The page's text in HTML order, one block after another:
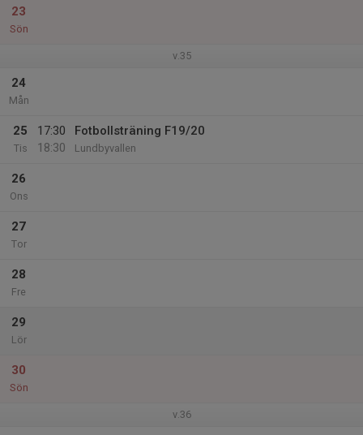
23
Sön
v.35
24
Mån
25
Tis
17:30
18:30
Fotbollsträning F19/20
Lundbyvallen
26
Ons
27
Tor
28
Fre
29
Lör
30
Sön
v.36